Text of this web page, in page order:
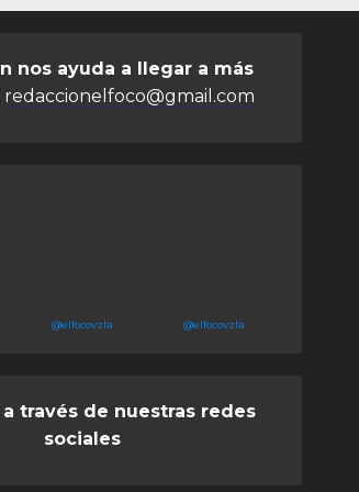
nos ayuda a llegar a más
redaccionelfoco@gmail.com
@elfocovzla @elfocovzla
través de nuestras redes
sociales